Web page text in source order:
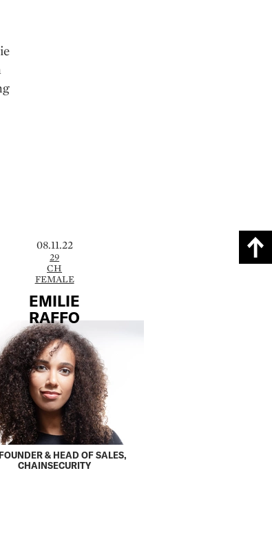
08.11.22
29
CH
FEMALE
EMILIE
RAFFO
& HEAD OF SALES,
CHAINSECURITY